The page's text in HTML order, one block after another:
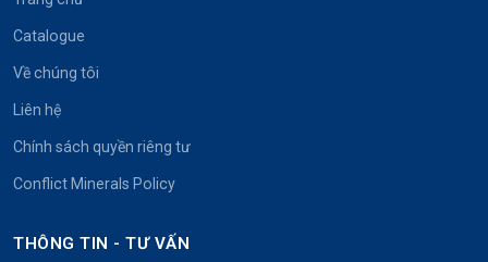
Catalogue
Về chúng tôi
Liên hệ
Chính sách quyền riêng tư
Conflict Minerals Policy
THÔNG TIN - TƯ VẤN